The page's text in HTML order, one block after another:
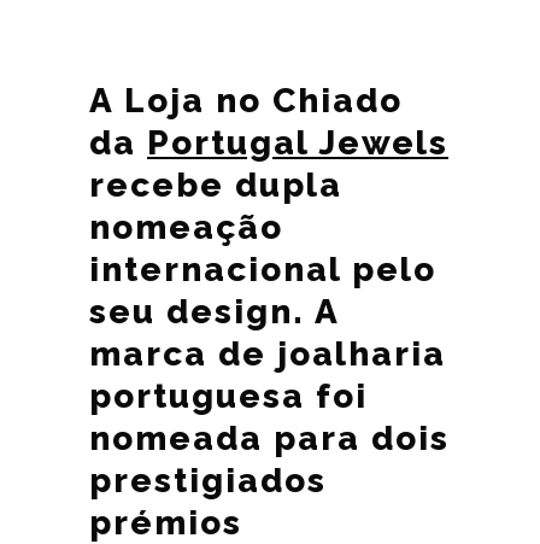
A Loja no Chiado
da Portugal Jewels
recebe dupla
nomeação
internacional pelo
seu design. A
marca de joalharia
portuguesa foi
nomeada para dois
prestigiados
prémios